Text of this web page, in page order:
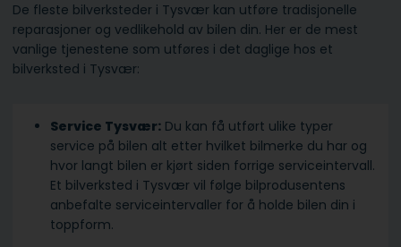
De fleste bilverksteder i Tysvær kan utføre tradisjonelle
reparasjoner og vedlikehold av bilen din. Her er de mest
vanlige tjenestene som utføres i det daglige hos et
bilverksted i Tysvær:
Service Tysvær: Du kan få utført ulike typer
service på bilen alt etter hvilket bilmerke du har og
hvor langt bilen er kjørt siden forrige serviceintervall.
Et bilverksted i Tysvær vil følge bilprodusentens
anbefalte serviceintervaller for å holde bilen din i
toppform.